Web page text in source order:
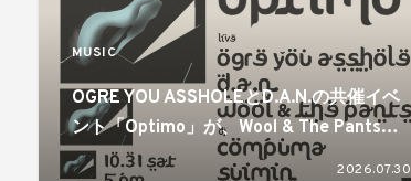
MUSIC
OGRE YOU ASSHOLEとD.A.N.の共催イベ
ント「Optimo」が、Wool & The Pantsを
迎え4年ぶりに開催
2026.07.30